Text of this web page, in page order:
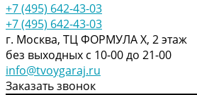
+7 (495) 642-43-03
+7 (495) 642-43-03
г. Москва, ТЦ ФОРМУЛА Х, 2 этаж
без выходных с 10-00 до 21-00
info@tvoygaraj.ru
Заказать звонок